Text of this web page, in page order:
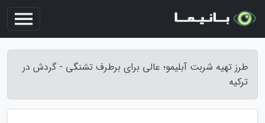
طرز تهیه شربت آبلیمو؛ عالی برای برطرف تشنگی - گردش در
ترکیه